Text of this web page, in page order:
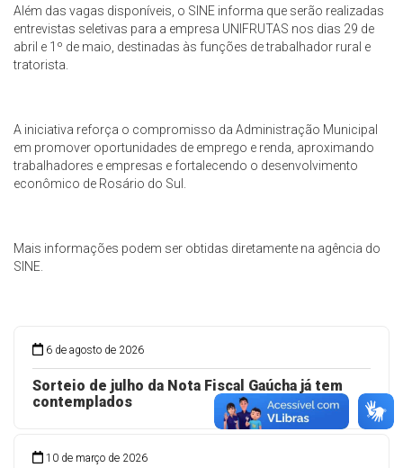
Além das vagas disponíveis, o SINE informa que serão realizadas
entrevistas seletivas para a empresa UNIFRUTAS nos dias 29 de
abril e 1º de maio, destinadas às funções de trabalhador rural e
tratorista.
A iniciativa reforça o compromisso da Administração Municipal
em promover oportunidades de emprego e renda, aproximando
trabalhadores e empresas e fortalecendo o desenvolvimento
econômico de Rosário do Sul.
Mais informações podem ser obtidas diretamente na agência do
SINE.
6 de agosto de 2026
Sorteio de julho da Nota Fiscal Gaúcha já tem
contemplados
10 de março de 2026